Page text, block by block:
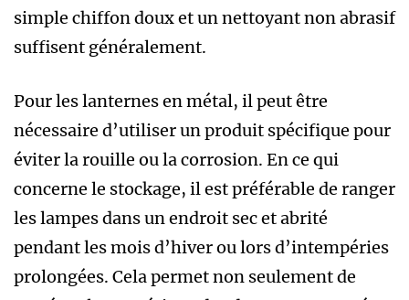
simple chiffon doux et un nettoyant non abrasif
suffisent généralement.
Pour les lanternes en métal, il peut être
nécessaire d’utiliser un produit spécifique pour
éviter la rouille ou la corrosion. En ce qui
concerne le stockage, il est préférable de ranger
les lampes dans un endroit sec et abrité
pendant les mois d’hiver ou lors d’intempéries
prolongées. Cela permet non seulement de